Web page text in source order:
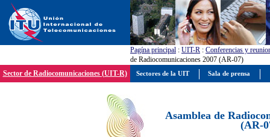
Pagína principal : UIT-R : Conferencias y
de Radiocomunicaciones 2007 (AR-07)
Sector de Radiocomunicaciones (UIT-R)
Asamblea de
(AR-
Sectores de la UIT Sala de prensa